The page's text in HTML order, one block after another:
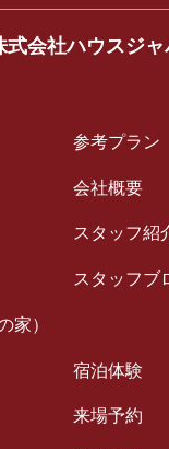
式会社ハウスジャ
家）
参考プラン
会社概要
スタッフ紹
スタッフブ
宿泊体験
来場予約